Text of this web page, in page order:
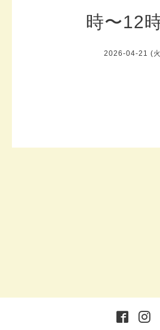
時〜12時
2026-04-21 (